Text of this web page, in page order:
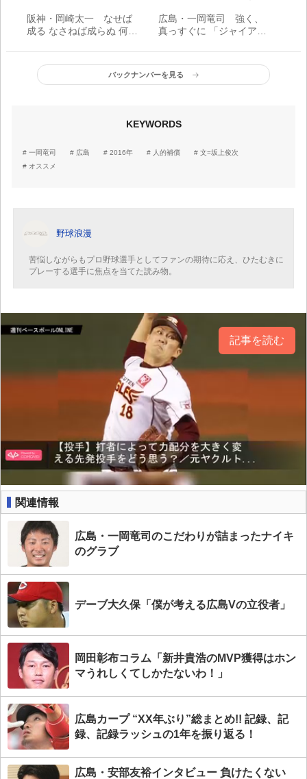
阪神・岡崎太一 なせば
成る なさねば成らぬ 何事
広島・一岡竜司 強く、
真っすぐに 「ジャイアン
く違う。これを毎年経験
したい」
バックナンバーを見る
KEYWORDS
一岡竜司 広島 2016年 人的補償
文=坂上俊次
オススメ
野球浪漫
苦悩しながらもプロ野球選手としてファンの期待に応え、ひたむきに
プレーする選手に焦点を当てた読み物。
記事を読む
関連情報
広島・一岡竜司のこだわりが詰まったナイキ
のグラブ
デーブ大久保「僕が考える広島Vの立役者」
岡田彰布コラム「新井貴浩のMVP獲得はホン
マうれしくてしかたないわ！」
広島カープ “XX年ぶり”総まとめ!! 記録、記
録、記録ラッシュの1年を振り返る！
広島・安部友裕インタビュー 負けたくない